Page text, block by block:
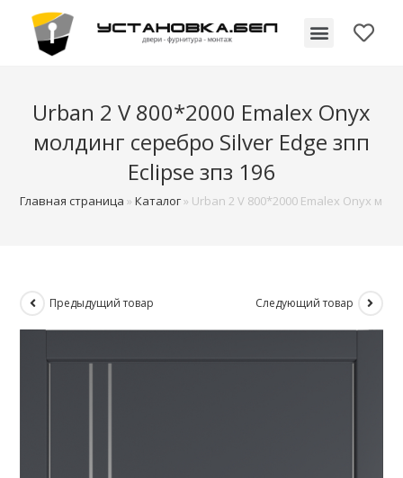
Urban 2 V 800*2000 Emalex Onyx
молдинг серебро Silver Edge зпп
Eclipse зпз 196
Главная страница »Каталог» Urban 2 V 800*2000 Emalex Onyx
Предыдущий товар Следующий товар